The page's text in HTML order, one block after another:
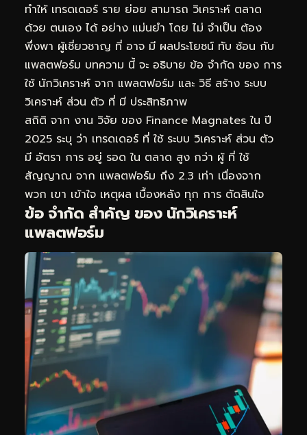
ทำให้ เทรดเดอร์ ราย ย่อย สามารถ วิเคราะห์ ตลาด
ด้วย ตนเอง ได้ อย่าง แม่นยำ โดย ไม่ จำเป็น ต้อง
พึ่งพา ผู้เชี่ยวชาญ ที่ อาจ มี ผลประโยชน์ ทับ ซ้อน กับ
แพลตฟอร์ม บทความ นี้ จะ อธิบาย ข้อ จำกัด ของ การ
ใช้ นักวิเคราะห์ จาก แพลตฟอร์ม และ วิธี สร้าง ระบบ
วิเคราะห์ ส่วน ตัว ที่ มี ประสิทธิภาพ
สถิติ จาก งาน วิจัย ของ Finance Magnates ใน ปี
2025 ระบุ ว่า เทรดเดอร์ ที่ ใช้ ระบบ วิเคราะห์ ส่วน ตัว
มี อัตรา การ อยู่ รอด ใน ตลาด สูง กว่า ผู้ ที่ ใช้
สัญญาณ จาก แพลตฟอร์ม ถึง 2.3 เท่า เนื่องจาก
พวก เขา เข้าใจ เหตุผล เบื้องหลัง ทุก การ ตัดสินใจ
ข้อ จำกัด สำคัญ ของ นักวิเคราะห์
แพลตฟอร์ม